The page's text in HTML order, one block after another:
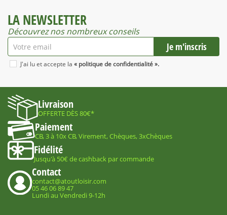
LA NEWSLETTER
Découvrez nos nombreux conseils
J'ai lu et accepte la « politique de confidentialité ».
Livraison
OFFERTE DÈS 80€*
Paiement
CB, 3 à 10x CB, Virement, Chèques, 3xChèques
Fidélité
Jusqu'à 50€ de cashback par commande
Contact
contact@atoutloisir.com
05 46 06 89 47
Lundi au Vendredi 9-12h